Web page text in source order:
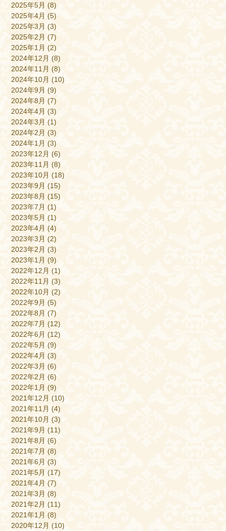
2025年5月 (8)
2025年4月 (5)
2025年3月 (3)
2025年2月 (7)
2025年1月 (2)
2024年12月 (8)
2024年11月 (8)
2024年10月 (10)
2024年9月 (9)
2024年8月 (7)
2024年4月 (3)
2024年3月 (1)
2024年2月 (3)
2024年1月 (3)
2023年12月 (6)
2023年11月 (8)
2023年10月 (18)
2023年9月 (15)
2023年8月 (15)
2023年7月 (1)
2023年5月 (1)
2023年4月 (4)
2023年3月 (2)
2023年2月 (3)
2023年1月 (9)
2022年12月 (1)
2022年11月 (3)
2022年10月 (2)
2022年9月 (5)
2022年8月 (7)
2022年7月 (12)
2022年6月 (12)
2022年5月 (9)
2022年4月 (3)
2022年3月 (6)
2022年2月 (6)
2022年1月 (9)
2021年12月 (10)
2021年11月 (4)
2021年10月 (3)
2021年9月 (11)
2021年8月 (6)
2021年7月 (8)
2021年6月 (3)
2021年5月 (17)
2021年4月 (7)
2021年3月 (8)
2021年2月 (11)
2021年1月 (8)
2020年12月 (10)